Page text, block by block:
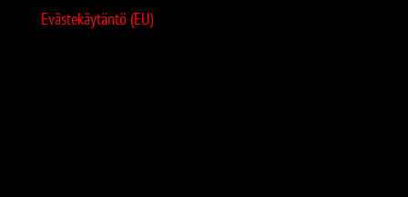
Evästekäytäntö (EU)